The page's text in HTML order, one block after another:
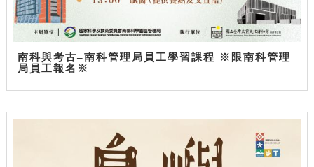
南科與考古–南科管理局員工學習課程 ※限南科管理
局員工報名※